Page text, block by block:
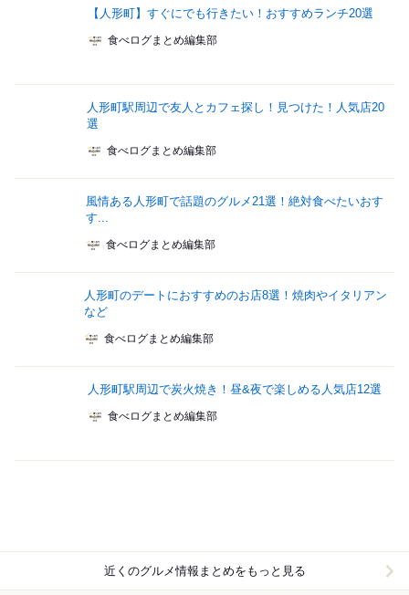
【人形町】すぐにでも行きたい！おすすめランチ20選
食べログまとめ編集部
人形町駅周辺で友人とカフェ探し！見つけた！人気店20
選
食べログまとめ編集部
風情ある人形町で話題のグルメ21選！絶対食べたいおす
す...
食べログまとめ編集部
人形町のデートにおすすめのお店8選！焼肉やイタリアン
など
食べログまとめ編集部
人形町駅周辺で炭火焼き！昼&夜で楽しめる人気店12選
食べログまとめ編集部
近くのグルメ情報まとめをもっと見る